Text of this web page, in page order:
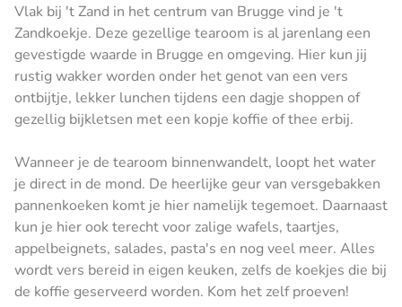
Vlak bij 't Zand in het centrum van Brugge vind je 't
Zandkoekje. Deze gezellige tearoom is al jarenlang een
gevestigde waarde in Brugge en omgeving. Hier kun jij
rustig wakker worden onder het genot van een vers
ontbijtje, lekker lunchen tijdens een dagje shoppen of
gezellig bijkletsen met een kopje koffie of thee erbij.
Wanneer je de tearoom binnenwandelt, loopt het water
je direct in de mond. De heerlijke geur van versgebakken
pannenkoeken komt je hier namelijk tegemoet. Daarnaast
kun je hier ook terecht voor zalige wafels, taartjes,
appelbeignets, salades, pasta's en nog veel meer. Alles
wordt vers bereid in eigen keuken, zelfs de koekjes die bij
de koffie geserveerd worden. Kom het zelf proeven!